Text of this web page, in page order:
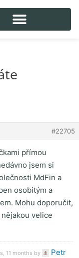
#22705
přímou
jsem si
MdFin a
osobitým a
Mohu doporučit,
velice
11 months by
Petr